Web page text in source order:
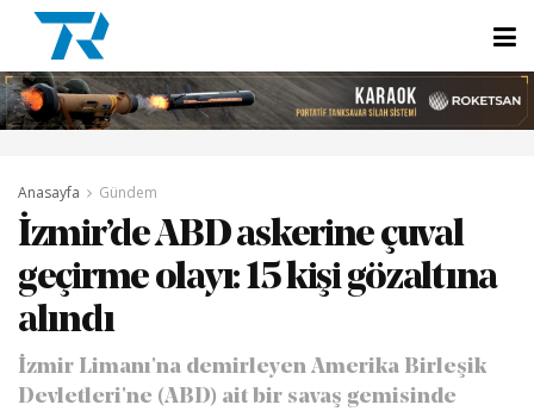
Anasayfa Gündem
İzmir’de ABD askerine çuval
geçirme olayı: 15 kişi gözaltına
alındı
İzmir Limanı'na demirleyen Amerika Birleşik
Devletleri'ne (ABD) ait bir savaş gemisinde